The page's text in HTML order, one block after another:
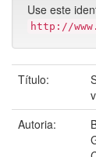
Use este
http://
Título:
Autoria: